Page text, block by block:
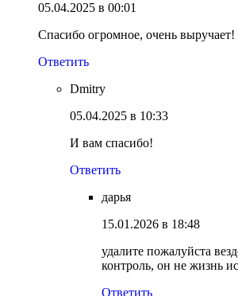
05.04.2025 в 00:01
Спасибо огромное, очень выручает!
Ответить
Dmitry
05.04.2025 в 10:33
И вам спасибо!
Ответить
дарья
15.01.2026 в 18:48
удалите пожалуйста
контроль, он не жизнь
Ответить